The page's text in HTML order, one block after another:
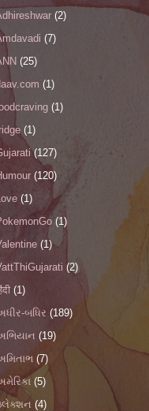
(2)
(7)
(25)
(1)
(1)
(1)
(127)
(120)
(1)
(1)
(1)
(2)
(1)
બધિર (189)
(19)
(7)
(5)
(4)